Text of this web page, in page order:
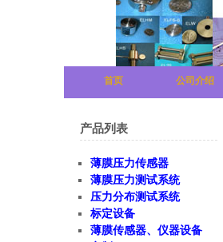
首页 公司介绍
产品列表
薄膜压力传感器
薄膜压力测试系统
压力分布测试系统
标定设备
薄膜传感器、仪器设备